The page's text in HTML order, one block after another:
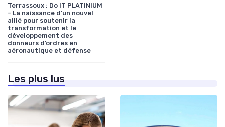
Terrassoux : Do iT PLATINIUM
- La naissance d’un nouvel
allié pour soutenir la
transformation et le
développement des
donneurs d’ordres en
aéronautique et défense
Les plus lus